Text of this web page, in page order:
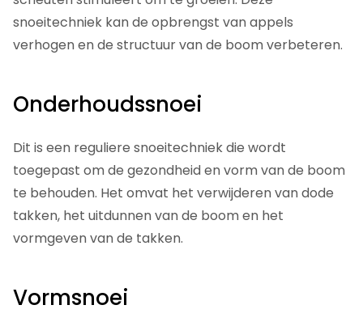
snoeitechniek kan de opbrengst van appels
verhogen en de structuur van de boom verbeteren.
Onderhoudssnoei
Dit is een reguliere snoeitechniek die wordt
toegepast om de gezondheid en vorm van de boom
te behouden. Het omvat het verwijderen van dode
takken, het uitdunnen van de boom en het
vormgeven van de takken.
Vormsnoei